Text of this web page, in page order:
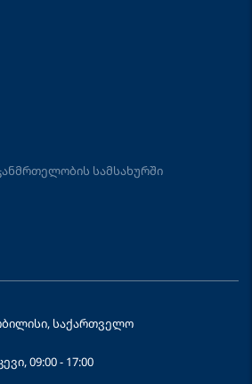
სამსახურში
საქართველო
09:00 - 17:00